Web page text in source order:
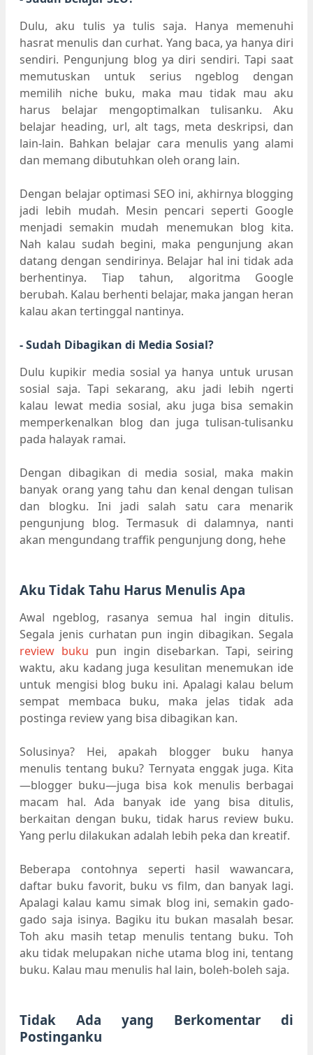
Dulu, aku tulis ya tulis saja. Hanya memenuhi
hasrat menulis dan curhat. Yang baca, ya hanya diri
sendiri. Pengunjung blog ya diri sendiri. Tapi saat
memutuskan untuk serius ngeblog dengan
memilih niche buku, maka mau tidak mau aku
harus belajar mengoptimalkan tulisanku. Aku
belajar heading, url, alt tags, meta deskripsi, dan
lain-lain. Bahkan belajar cara menulis yang alami
dan memang dibutuhkan oleh orang lain.
Dengan belajar optimasi SEO ini, akhirnya blogging
jadi lebih mudah. Mesin pencari seperti Google
menjadi semakin mudah menemukan blog kita.
Nah kalau sudah begini, maka pengunjung akan
datang dengan sendirinya. Belajar hal ini tidak ada
berhentinya. Tiap tahun, algoritma Google
berubah. Kalau berhenti belajar, maka jangan heran
kalau akan tertinggal nantinya.
- Sudah Dibagikan di Media Sosial?
Dulu kupikir media sosial ya hanya untuk urusan
sosial saja. Tapi sekarang, aku jadi lebih ngerti
kalau lewat media sosial, aku juga bisa semakin
memperkenalkan blog dan juga tulisan-tulisanku
pada halayak ramai.
Dengan dibagikan di media sosial, maka makin
banyak orang yang tahu dan kenal dengan tulisan
dan blogku. Ini jadi salah satu cara menarik
pengunjung blog. Termasuk di dalamnya, nanti
akan mengundang traffik pengunjung dong, hehe
Aku Tidak Tahu Harus Menulis Apa
Awal ngeblog, rasanya semua hal ingin ditulis.
Segala jenis curhatan pun ingin dibagikan. Segala
review buku pun ingin disebarkan. Tapi, seiring
waktu, aku kadang juga kesulitan menemukan ide
untuk mengisi blog buku ini. Apalagi kalau belum
sempat membaca buku, maka jelas tidak ada
postinga review yang bisa dibagikan kan.
Solusinya? Hei, apakah blogger buku hanya
menulis tentang buku? Ternyata enggak juga. Kita
—blogger buku—juga bisa kok menulis berbagai
macam hal. Ada banyak ide yang bisa ditulis,
berkaitan dengan buku, tidak harus review buku.
Yang perlu dilakukan adalah lebih peka dan kreatif.
Beberapa contohnya seperti hasil wawancara,
daftar buku favorit, buku vs film, dan banyak lagi.
Apalagi kalau kamu simak blog ini, semakin gado-
gado saja isinya. Bagiku itu bukan masalah besar.
Toh aku masih tetap menulis tentang buku. Toh
aku tidak melupakan niche utama blog ini, tentang
buku. Kalau mau menulis hal lain, boleh-boleh saja.
Tidak Ada yang Berkomentar di
Postinganku